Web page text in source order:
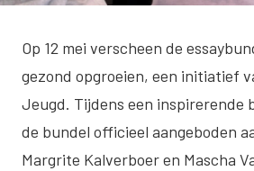
Op 12 mei verscheen de
gezond opgroeien, een initiatief
Jeugd. Tijdens een inspirerende
de bundel officieel aangeboden
Margrite Kalverboer en Mascha